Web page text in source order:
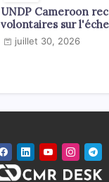
UNDP Cameroon
volontaires sur
national
juillet 30, 2026